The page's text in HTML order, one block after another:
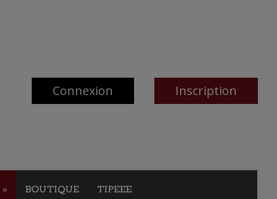
Connexion Inscription
» BOUTIQUE TIPEEE